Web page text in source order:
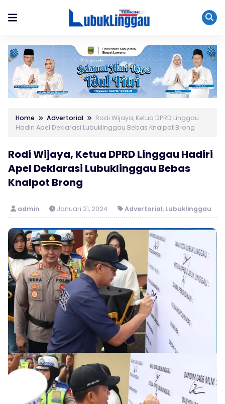
Home Advertorial
Rodi Wijaya, Ketua DPRD Linggau
Hadiri Apel Deklarasi Lubuklinggau Bebas Knalpot Brong
Rodi Wijaya, Ketua DPRD Linggau Hadiri
Apel Deklarasi Lubuklinggau Bebas
Knalpot Brong
admin Januari 21, 2024 Advertorial, Lubuklinggau